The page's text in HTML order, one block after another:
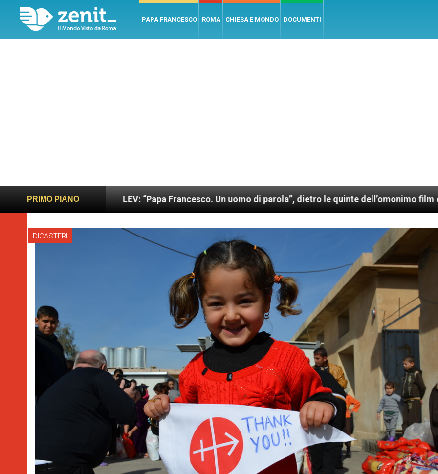
PAPA FRANCESCO ROMA CHIESA E MONDO DOCUMENTI
PRIMO PIANOLEV: “Papa Francesco. Un uomo di parola”, dietro le quinte dell’omonimo film di Wim Wenders
DICASTERI